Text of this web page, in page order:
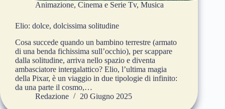
Animazione, Cinema e Serie Tv, Musica
Elio: dolce, dolcissima solitudine
Cosa succede quando un bambino terrestre (armato
di una benda fichissima sull’occhio), per scappare
dalla solitudine, arriva nello spazio e diventa
ambasciatore intergalattico? Elio, l’ultima magia
della Pixar, è un viaggio in due tipologie di infinito:
da una parte il cosmo,…
Redazione
20 Giugno 2025